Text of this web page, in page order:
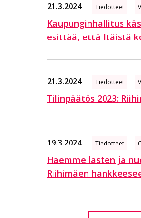
21.3.2024 Tiedotteet
Kaupunginhallitus
esittää, että Itäistä
21.3.2024 Tiedotteet
Tilinpäätös 2023:
19.3.2024 Tiedotteet
Haemme lasten ja
Riihimäen